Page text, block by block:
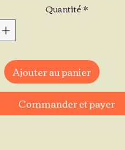
Quantité*
Ajouter au panier
Commander et payer